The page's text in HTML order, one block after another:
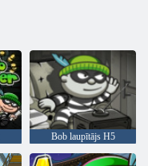
Bob laupītājs H5